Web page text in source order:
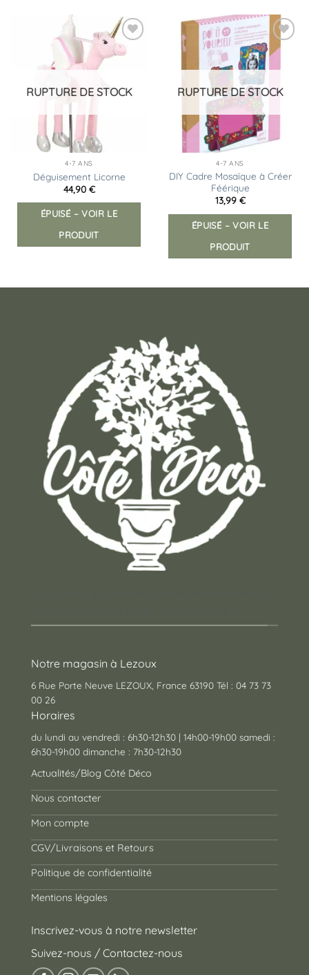
Ajouter
à la
RUPTURE DE STOCK
4-7 ANS
Déguisement Licorne
44,90 €
ÉPUISÉ – VOIR LE
PRODUIT
Ajouter
à la
liste
d’envies
RUPTURE DE STOCK
4-7 ANS
DIY Cadre Mosaïque à Créer
Féérique
13,99 €
ÉPUISÉ – VOIR LE
PRODUIT
Notre magasin à Lezoux
6 Rue Porte Neuve LEZOUX, France 63190 Tél : 04 73 73
00 26
Horaires
du lundi au vendredi : 6h30-12h30 | 14h00-19h00 samedi :
6h30-19h00 dimanche : 7h30-12h30
Actualités/Blog Côté Déco
Nous contacter
Mon compte
CGV/Livraisons et Retours
Politique de confidentialité
Mentions légales
Inscrivez-vous à notre newsletter
Suivez-nous / Contactez-nous